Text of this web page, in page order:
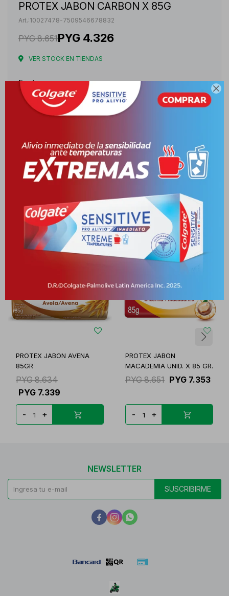

PROTEX JABON CARBON X 85G
10027478-7509546678832
PYG 8.651PYG 4.326
VER STOCK EN TIENDAS
Envíos
Cambios y Devoluciones
Productos que te pueden interesar
PROTEX JABON AVENA
85GR
PYG 8.634
PYG 7.339
- +
PROTEX JABON
MACADEMIA UNID. X 85 GR.
PYG 8.651 PYG 7.353
- +
NEWSLETTER
SUSCRIBIRME
  